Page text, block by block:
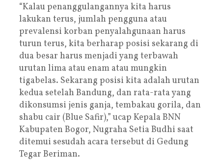
“Kalau penanggulangannya kita harus
lakukan terus, jumlah pengguna atau
prevalensi korban penyalahgunaan harus
turun terus, kita berharap posisi sekarang di
dua besar harus menjadi yang terbawah
urutan lima atau enam atau mungkin
tigabelas. Sekarang posisi kita adalah urutan
kedua setelah Bandung, dan rata-rata yang
dikonsumsi jenis ganja, tembakau gorila, dan
shabu cair (Blue Safir),” ucap Kepala BNN
Kabupaten Bogor, Nugraha Setia Budhi saat
ditemui sesudah acara tersebut di Gedung
Tegar Beriman.